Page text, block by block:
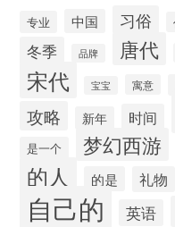
专业 中国 习俗
冬季 品牌 唐代
宋代 宝宝 寓意
攻略 新年 时间
是一个 梦幻西游
的人 的是 礼物
自己的 英语